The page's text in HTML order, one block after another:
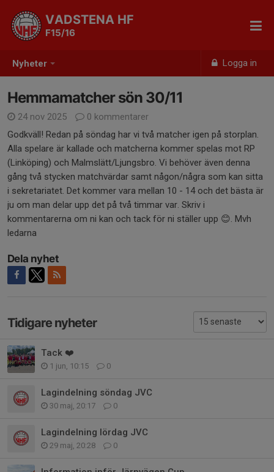
Nyheter Logga in
VADSTENA HF
F15/16
Hemmamatcher sön 30/11
24 nov 2025
0 kommentarer
Godkväll! Redan på söndag har vi två matcher igen på storplan.
Alla spelare är kallade och matcherna kommer spelas mot RP
(Linköping) och Malmslätt/Ljungsbro. Vi behöver även denna
gång två stycken matchvärdar samt någon/några som kan sitta
i sekretariatet. Det kommer vara mellan 10 - 14 och det bästa är
ju om man delar upp det på två timmar var. Skriv i
kommentarerna om ni kan och tack för ni ställer upp 😊. Mvh
ledarna
Dela nyhet
Tidigare nyheter
Tack ❤️
1 jun, 10:15 0
Lagindelning söndag JVC
30 maj, 20:17 0
Lagindelning lördag JVC
29 maj, 20:28 0